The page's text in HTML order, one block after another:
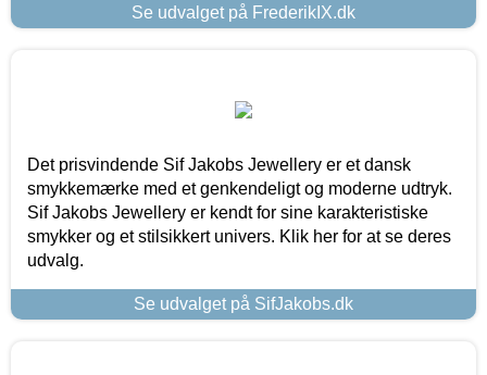
Se udvalget på FrederikIX.dk
Det prisvindende Sif Jakobs Jewellery er et dansk
smykkemærke med et genkendeligt og moderne udtryk.
Sif Jakobs Jewellery er kendt for sine karakteristiske
smykker og et stilsikkert univers. Klik her for at se deres
udvalg.
Se udvalget på SifJakobs.dk